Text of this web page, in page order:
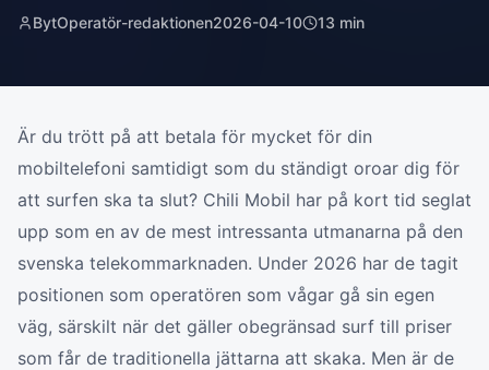
BytOperatör-redaktionen2026-04-10 13 min
Är du trött på att betala för mycket för din
mobiltelefoni samtidigt som du ständigt oroar dig för
att surfen ska ta slut? Chili Mobil har på kort tid seglat
upp som en av de mest intressanta utmanarna på den
svenska telekommarknaden. Under 2026 har de tagit
positionen som operatören som vågar gå sin egen
väg, särskilt när det gäller obegränsad surf till priser
som får de traditionella jättarna att skaka. Men är de